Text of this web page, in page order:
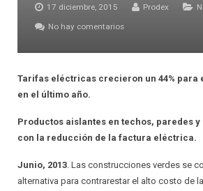
AISLANTES QUE DECORAN
PAREDES LIVIANAS
PROTECCIÓN PARA PISOS
PROTECCIÓN PARA ALFOMBRAS
PRINCIPALES VENTAJAS
GARANTÍA
PROTECCIÓN AL CONSUMIDOR
SATISFACCIÓN AL CLIENTE
INSTALADOR
17 diciembre, 2015 Prodex
No hay comentarios
Tarifas eléctricas crecieron un 44% para
en el último año.
Productos aislantes en techos, paredes
con la reducción de la factura eléctrica.
Junio, 2013. Las construcciones verdes se
alternativa para contrarestar el alto costo de